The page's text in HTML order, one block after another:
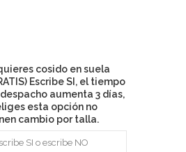
cosido en suela
Escribe SI, el tiempo
aumenta 3 días,
esta opción no
cambio por talla.